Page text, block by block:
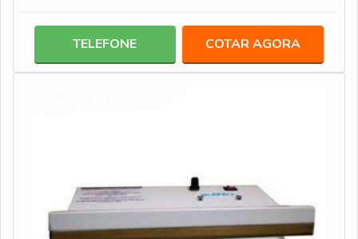
produtos, entre eles: Instrumentos; Acessórios; Placas;
elevada capacidade de performance e eficiência, traz
mais agilidade aos procedimentos de ambiente médicos,
TELEFONE COTAR AGORA